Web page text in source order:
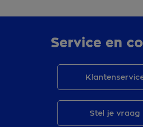
Service en
Stel je vraag